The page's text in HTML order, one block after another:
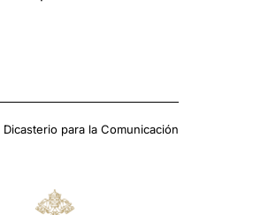
para la Comunicación